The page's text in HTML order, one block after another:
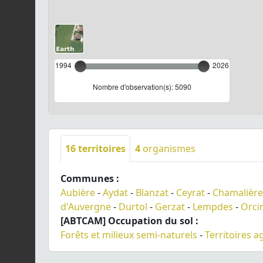
1994 2026
Nombre d'observation(s): 5090
16territoires 4 organismes
Communes :
Aubière-Aydat- Blanzat- Ceyrat-
d'Auvergne- Durtol - Gerzat- Lempdes -
[ABTCAM] Occupation du sol :
Forêts et milieux semi-naturels -Territoires